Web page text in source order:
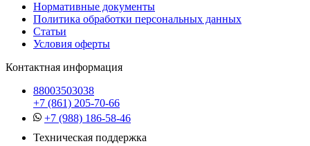
Нормативные документы
Политика обработки персональных данных
Статьи
Условия оферты
Контактная информация
88003503038
+7 (861) 205-70-66
+7 (988) 186-58-46
Техническая поддержка